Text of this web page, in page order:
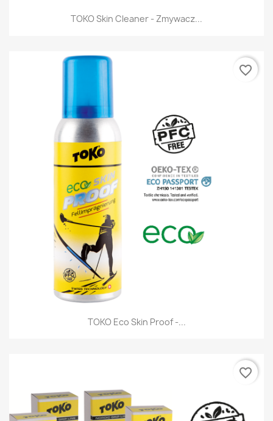
TOKO Skin Cleaner - Zmywacz...
TOKO Eco Skin Proof -...
favorite_border
favorite_border